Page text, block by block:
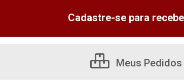
Cadastre-se para
Meus Pedidos